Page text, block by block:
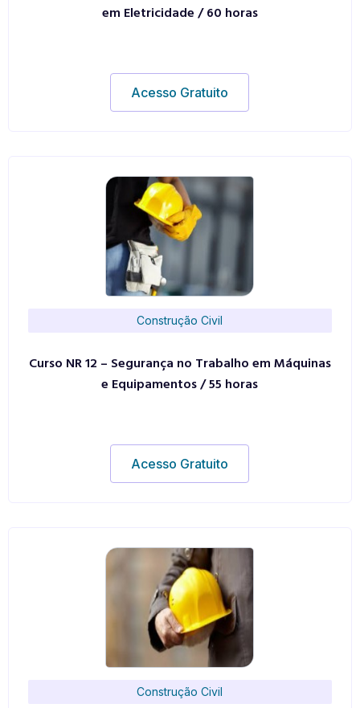
em Eletricidade / 60 horas
Acesso Gratuito
Construção Civil
Curso NR 12 – Segurança no Trabalho em Máquinas
e Equipamentos / 55 horas
Acesso Gratuito
Construção Civil